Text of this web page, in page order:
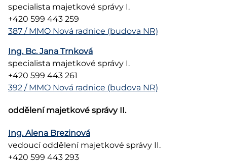
specialista majetkové správy I.
+420 599 443 259
387 / MMO Nová radnice (budova NR)
Ing. Bc. Jana Trnková
specialista majetkové správy I.
+420 599 443 261
392 / MMO Nová radnice (budova NR)
oddělení majetkové správy II.
Ing. Alena Brezinová
vedoucí oddělení majetkové správy II.
+420 599 443 293